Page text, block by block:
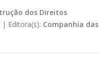
dos Direitos
| Editora(s): Companhia das